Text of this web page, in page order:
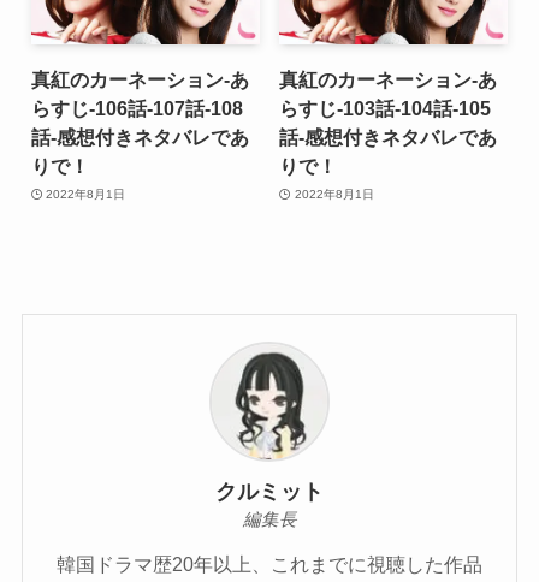
真紅のカーネーション-あ
らすじ-106話-107話-108
話-感想付きネタバレであ
りで！
2022年8月1日
真紅のカーネーション-あ
らすじ-103話-104話-105
話-感想付きネタバレであ
りで！
2022年8月1日
クルミット
編集長
韓国ドラマ歴20年以上、これまでに視聴した作品